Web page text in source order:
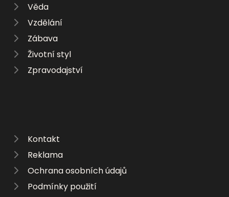
Věda
Vzdělání
Zábava
Životní styl
Zpravodajství
Kontakt
Reklama
Ochrana osobních údajů
Podmínky použití